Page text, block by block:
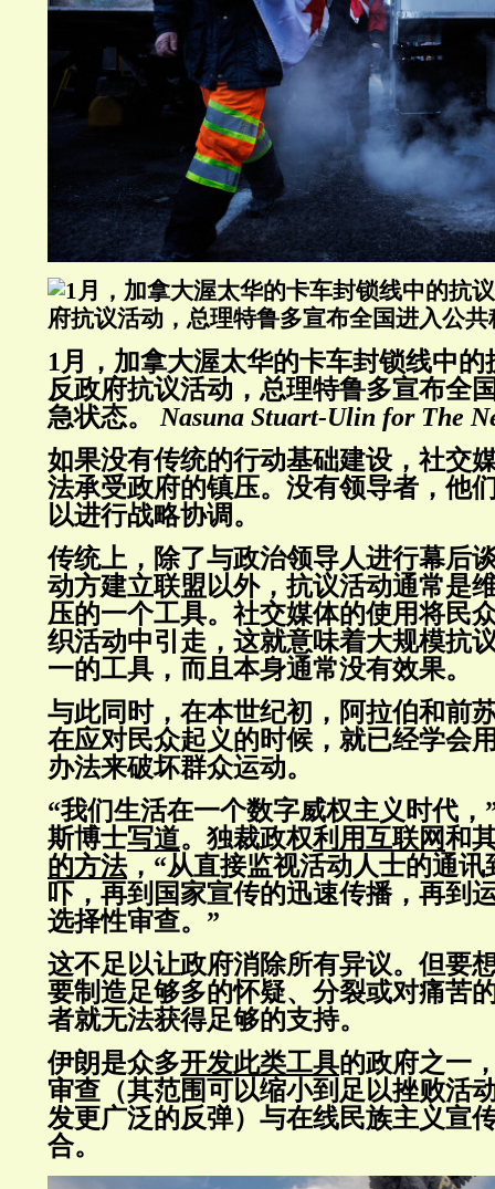
1月，加拿大渥太华的卡车封锁线中
反政府抗议活动，总理特鲁多宣布全
急状态。 Nasuna Stuart-Ulin for The
如果没有传统的行动基础建设，社交
法承受政府的镇压。没有领导者，他
以进行战略协调。
传统上，除了与政治领导人进行幕后
动方建立联盟以外，抗议活动通常是
压的一个工具。社交媒体的使用将民
织活动中引走，这就意味着大规模抗
一的工具，而且本身通常没有效果。
与此同时，在本世纪初，阿拉伯和前
在应对民众起义的时候，就已经学会
办法来破坏群众运动。
“我们生活在一个数字威权主义时代，
斯博士写道。独裁政权利用互联网和
的方法，“从直接监视活动人士的通讯
吓，再到国家宣传的迅速传播，再到
选择性审查。”
这不足以让政府消除所有异议。但要
要制造足够多的怀疑、分裂或对痛苦
者就无法获得足够的支持。
伊朗是众多开发此类工具的政府之一
审查（其范围可以缩小到足以挫败活
发更广泛的反弹）与在线民族主义宣
合。